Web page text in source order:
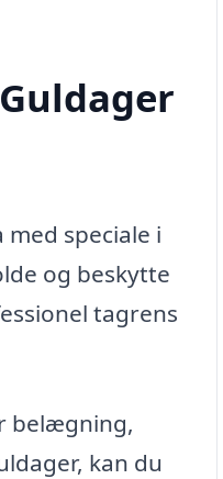
speciale i
og beskytte
tagrens
belægning,
kan du